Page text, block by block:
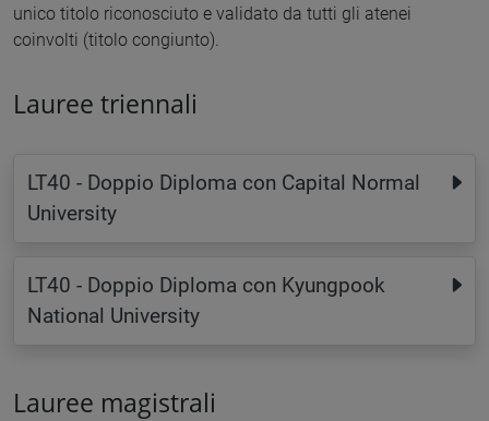
unico titolo riconosciuto e validato da tutti gli atenei
coinvolti (titolo congiunto).
Lauree triennali
LT40 - Doppio Diploma con Capital Normal
University
LT40 - Doppio Diploma con Kyungpook
National University
Lauree magistrali